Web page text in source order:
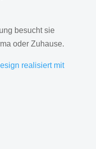
besucht sie
oder Zuhause.
realisiert mit